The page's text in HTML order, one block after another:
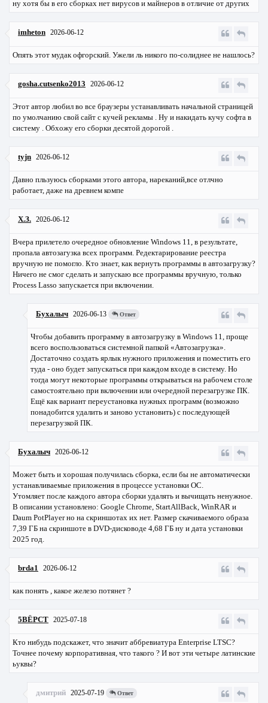
ну хотя бы в его сборках нет вирусов и майнеров в отличие от других
imheton 2026-06-12
Опять этот мудак офгорский. Ужели ль никого по-солиднее не нашлось?
gosha.cutsenko2013 2026-06-12
Этот автор любил во все браузеры устанавливать начальной страницей
по умолчанию свой сайт с кучей рекламы . Ну и накидать кучу софта в
систему . Обхожу его сборки десятой дорогой .
tyjn 2026-06-12
Давно пльзуюсь сборками этого автора, нареканий,все отлчно
работает, даже на древнем компе
Х.З. 2026-06-12
Вчера прилетело очередное обновление Windows 11, в результате,
пропала автозагузка всех программ. Редектарирование реестра
вручную не помогло. Кто знает, как вернуть программы в автозагрузку?
Ничего не смог сделать и запускаю все программы вручную, только
Process Lasso запускается при включении.
Бухалыч 2026-06-13 Ответ
Чтобы добавить программу в автозагрузку в Windows 11, проще
всего воспользоваться системной папкой «Автозагрузка».
Достаточно создать ярлык нужного приложения и поместить его
туда - оно будет запускаться при каждом входе в систему. Но
тогда могут некоторые программы открываться на рабочем столе
самостоятельно при включении или очередной перезагрузке ПК.
Ещё как вариант переустановка нужных программ (возможно
понадобится удалить и заново установить) с последующей
перезагрузкой ПК.
Бухалыч 2026-06-12
Может быть и хорошая получилась сборка, если бы не автоматически
устанавливаемые приложения в процессе установки ОС.
Утомляет после каждого автора сборки удалять и вычищать ненужное.
В описании установлено: Google Chrome, StartAllBack, WinRAR и
Daum PotPlayer но на скриншотах их нет. Размер скачиваемого образа
7,39 ГБ на скриншоте в DVD-дисководе 4,68 ГБ ну и дата установки
2025 год.
brda1 2026-06-12
как понять , какое железо потянет ?
5ВЁРСТ 2025-07-18
Кто нибудь подскажет, что значит аббревиатура Enterprise LTSC?
Точнее почему корпоративная, что такого ? И вот эти четыре латинские
ьуквы?
дмитрий 2025-07-19 Ответ